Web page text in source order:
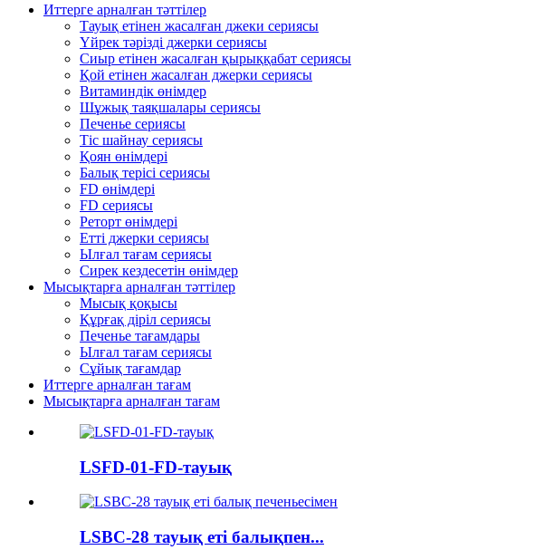
Иттерге арналған тәттілер
Тауық етінен жасалған джеки сериясы
Үйрек тәрізді джерки сериясы
Сиыр етінен жасалған қырыққабат сериясы
Қой етінен жасалған джерки сериясы
Витаминдік өнімдер
Шұжық таяқшалары сериясы
Печенье сериясы
Тіс шайнау сериясы
Қоян өнімдері
Балық терісі сериясы
FD өнімдері
FD сериясы
Реторт өнімдері
Етті джерки сериясы
Ылғал тағам сериясы
Сирек кездесетін өнімдер
Мысықтарға арналған тәттілер
Мысық қоқысы
Құрғақ діріл сериясы
Печенье тағамдары
Ылғал тағам сериясы
Сұйық тағамдар
Иттерге арналған тағам
Мысықтарға арналған тағам
LSFD-01-FD-тауық
LSBC-28 тауық еті балықпен...